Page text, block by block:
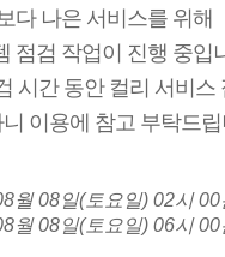
다 나은 서비스를 위해
점검 작업이 진행 중입
시간 동안 컬리 서비스
이용에 참고 부탁드
월 08일(토요일) 02시 00
월 08일(토요일) 06시 00